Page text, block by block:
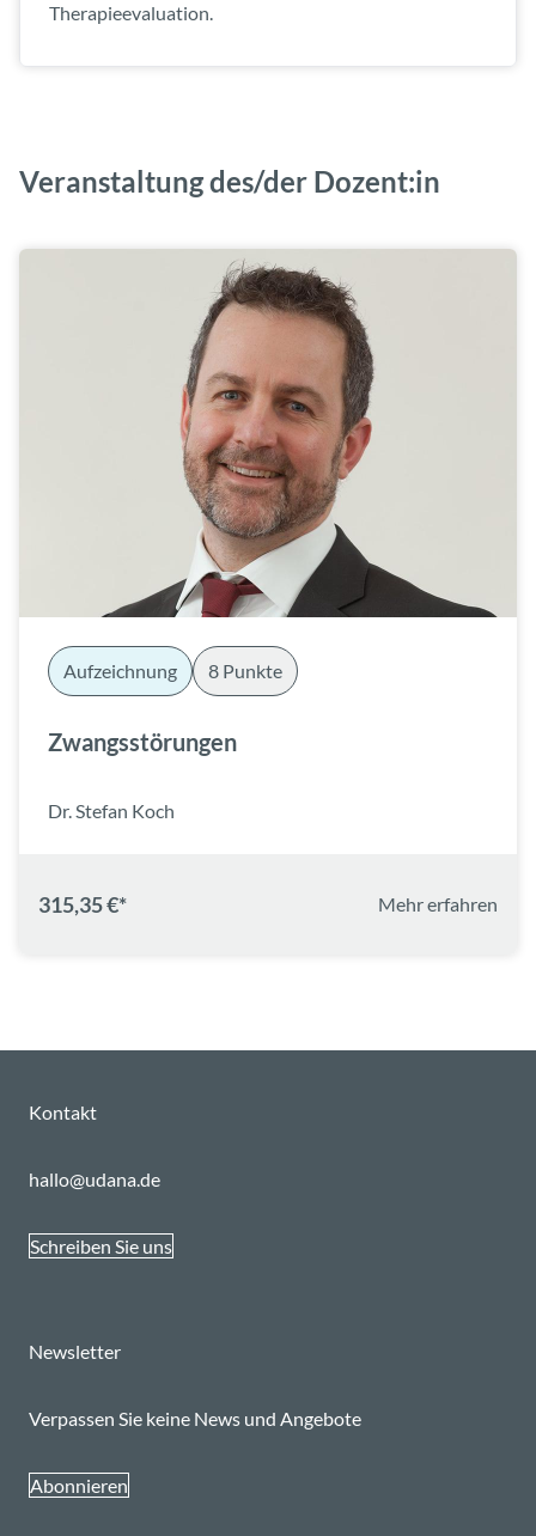
Therapieevaluation.
Veranstaltung des/der Dozent:in
Aufzeichnung 8 Punkte
Zwangsstörungen
Dr. Stefan Koch
315,35 €* Mehr erfahren
Kontakt
hallo@udana.de
Schreiben Sie uns
Newsletter
Verpassen Sie keine News und Angebote
Abonnieren